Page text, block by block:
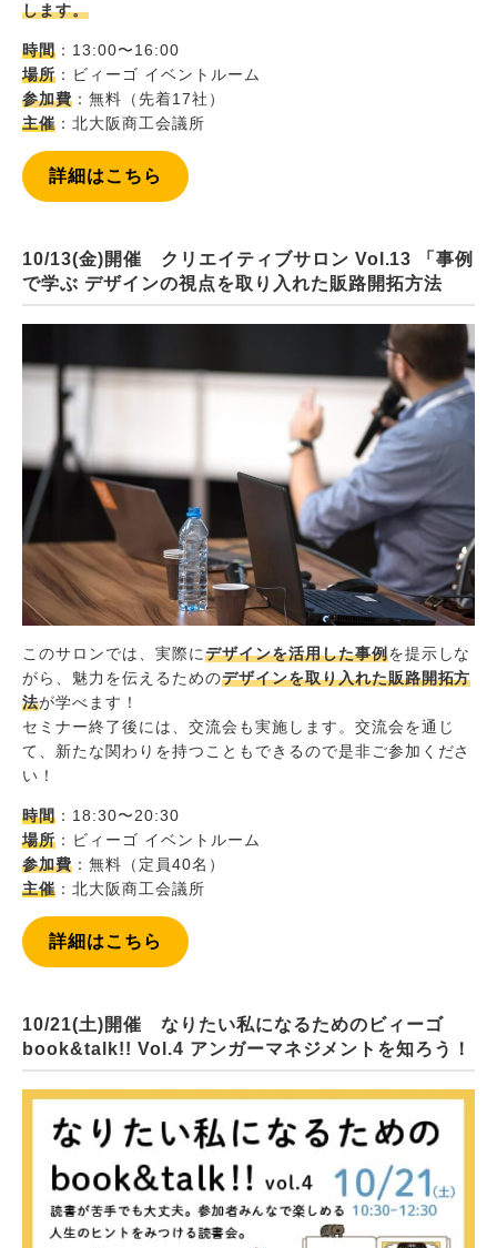
します。
時間：13:00〜16:00
場所：ビィーゴ イベントルーム
参加費：無料（先着17社）
主催：北大阪商工会議所
詳細はこちら
10/13(金)開催 クリエイティブサロン Vol.13 「事例
で学ぶ デザインの視点を取り入れた販路開拓方法
このサロンでは、実際にデザインを活用した事例を提示しな
がら、魅力を伝えるためのデザインを取り入れた販路開拓方
法が学べます！
セミナー終了後には、交流会も実施します。交流会を通じ
て、新たな関わりを持つこともできるので是非ご参加くださ
い！
時間：18:30〜20:30
場所：ビィーゴ イベントルーム
参加費：無料（定員40名）
主催：北大阪商工会議所
詳細はこちら
10/21(土)開催 なりたい私になるためのビィーゴ
book&talk!! Vol.4 アンガーマネジメントを知ろう！